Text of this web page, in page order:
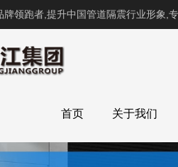
牌领跑者,提升中国管道隔震行业形象,
首页 关于我们